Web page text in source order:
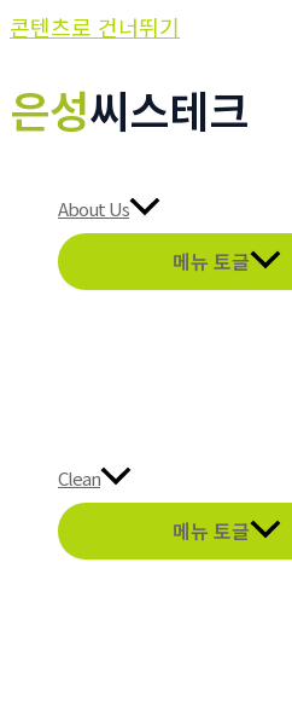
콘텐츠로 건너뛰기
은성씨스테크
About Us
메뉴 토글
Clean
메뉴 토글